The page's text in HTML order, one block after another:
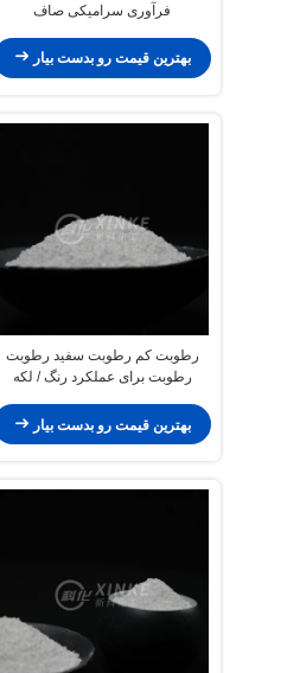
فرآوری سرامیکی صاف
بهترین قیمت رو بدست بیار
رطوبت کم رطوبت سفید رطوبت
رطوبت برای عملکرد رنگ / لکه
بهترین قیمت رو بدست بیار